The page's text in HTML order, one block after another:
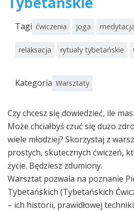
Tagi ćwiczenia joga medytacja
relaksacja rytuały tybetańskie
Kategoria Warsztaty
Czy chcesz się dowiedzieć, ile
Może chciałbyś czuć się dużo
wiele młodziej? Skorzystaj z
prostych, skutecznych ćwiczeń,
życie. Będziesz zdumiony.
Warsztat pozwala na poznanie
Tybetańskich (Tybetańskich
– ich historii, prawidłowej